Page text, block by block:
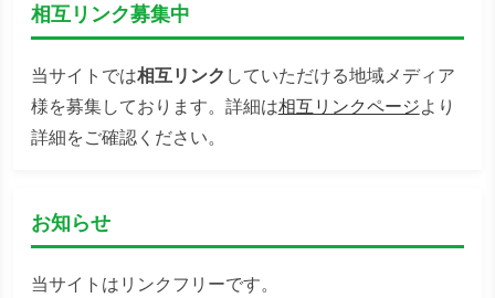
相互リンク募集中
当サイトでは相互リンク していただける地域メディア
様を募集しております。詳細は相互リンクページより
詳細をご確認ください。
お知らせ
当サイトはリンクフリーです。